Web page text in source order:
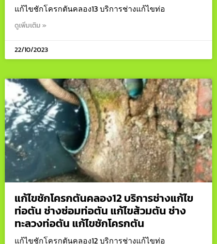
แก้ไขชักโครกตันคลอง13 บริการช่างแก้ไขท่อ
ดูเพิ่มเติม »
22/10/2023
แก้ไขชักโครกตันคลอง12 บริการช่างแก้ไข
ท่อตัน ช่างซ่อมท่อตัน แก้ไขส้วมตัน ช่าง
ทะลวงท่อตัน แก้ไขชักโครกตัน
แก้ไขชักโครกตันคลอง12 บริการช่างแก้ไขท่อ